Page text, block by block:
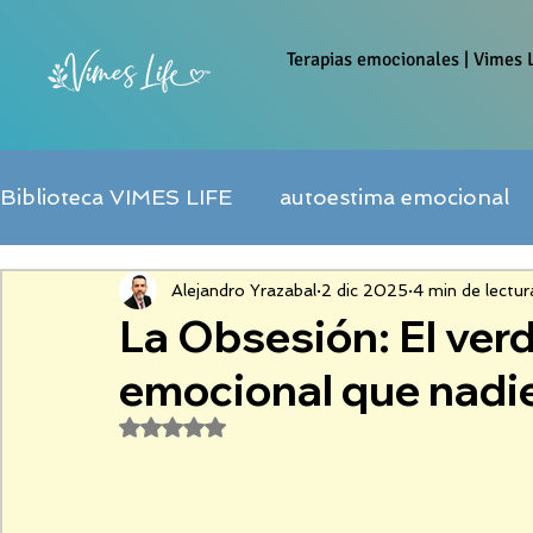
Terapias emocionales | Vimes
Biblioteca VIMES LIFE autoestima emocional
amor propio en el matrimonio apego
psicoterapias emprendimento digital
La Obsesión: El
emocional que
Alejandro Yrazabal 2 dic 2025 4 min de
Obtuvo NaN de 5 estrellas.